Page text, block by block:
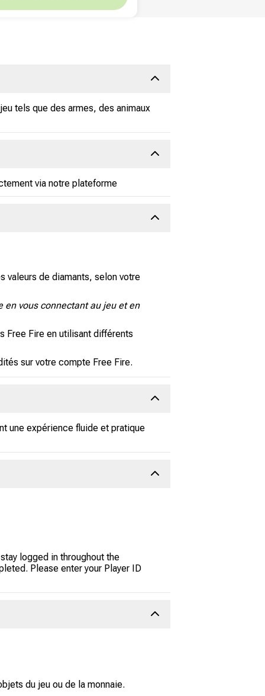
tels que des armes, des animaux
via notre plateforme
valeurs de diamants, selon votre
en vous connectant au jeu et en
Free Fire en utilisant différents
sur votre compte Free Fire.
une expérience fluide et pratique
logged in throughout the
Please enter your Player ID
du jeu ou de la monnaie.